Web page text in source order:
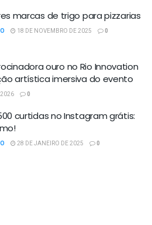
marcas de trigo para pizzarias
18 DE NOVEMBRO DE 2025 0
ouro no Rio Innovation
artística imersiva do evento
2026 0
curtidas no Instagram grátis:
28 DE JANEIRO DE 2025 0